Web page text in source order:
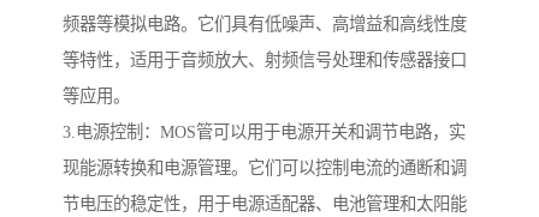
频器等模拟电路。它们具有低噪声、高增益和高线性度
等特性，适用于音频放大、射频信号处理和传感器接口
等应用。
3.电源控制：MOS管可以用于电源开关和调节电路，实
现能源转换和电源管理。它们可以控制电流的通断和调
节电压的稳定性，用于电源适配器、电池管理和太阳能